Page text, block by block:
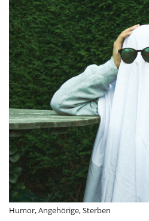
Humor,Angehörige,Sterben